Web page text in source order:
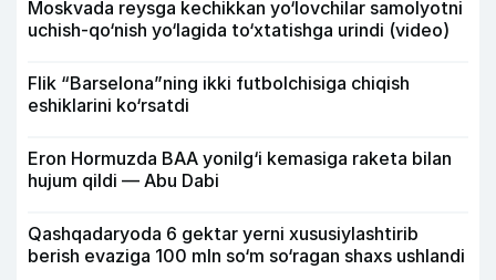
Moskvada reysga kechikkan yo‘lovchilar samolyotni
uchish-qo‘nish yo‘lagida to‘xtatishga urindi (video)
Flik “Barselona”ning ikki futbolchisiga chiqish
eshiklarini ko‘rsatdi
Eron Hormuzda BAA yonilg‘i kemasiga raketa bilan
hujum qildi — Abu Dabi
Qashqadaryoda 6 gektar yerni xususiylashtirib
berish evaziga 100 mln so‘m so‘ragan shaxs ushlandi